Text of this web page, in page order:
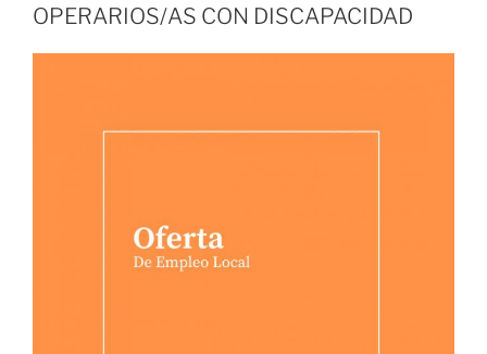
OPERARIOS/AS CON DISCAPACIDAD